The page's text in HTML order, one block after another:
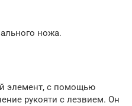
ножа.
элемент, с помощью
рукояти с лезвием. Он